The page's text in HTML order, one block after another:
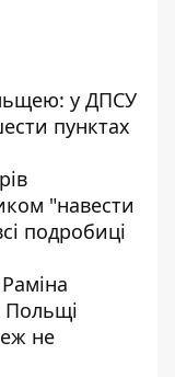
у ДПСУ
пунктах
"навести
подробиці
Польщі
не